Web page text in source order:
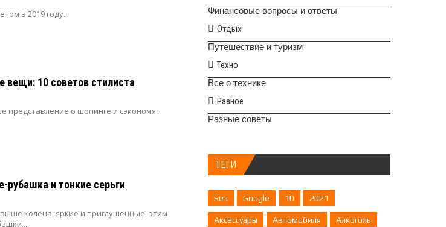
в 2019 году...
вещи: 10 советов стилиста
представление о шопинге и сэкономят
рубашка и тонкие серьги
колена, яркие и приглушенные, этим
Финансовые вопросы и ответы
Отдых
Путешествие и туризм
Техно
Все о технике
Разное
Разные советы
ТЕГИ
Без Google 10 2021
Аксессуары Автомобиля Алкоголь